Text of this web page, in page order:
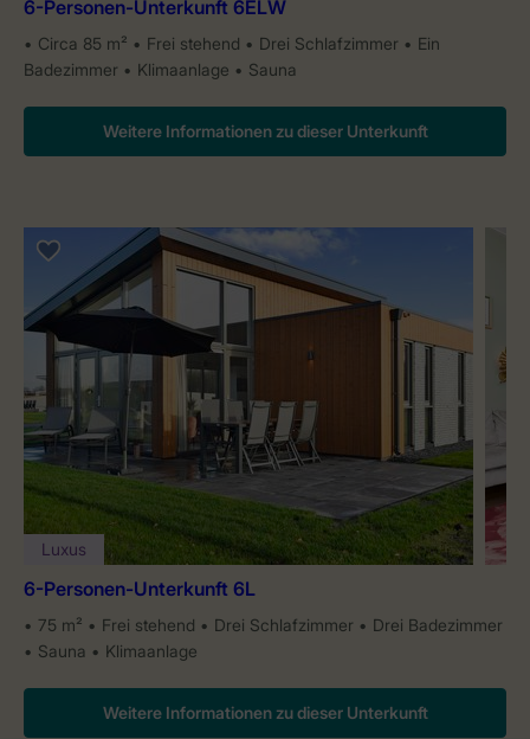
6-Personen-Unterkunft 6ELW
Circa 85 m² Frei stehend Drei Schlafzimmer
Ein
Badezimmer
Klimaanlage Sauna
Weitere Informationen zu dieser Unterkunft
Luxus
6-Personen-Unterkunft 6L
75 m² Frei stehend Drei Schlafzimmer
Drei Badezimmer
Sauna
Klimaanlage
Weitere Informationen zu dieser Unterkunft